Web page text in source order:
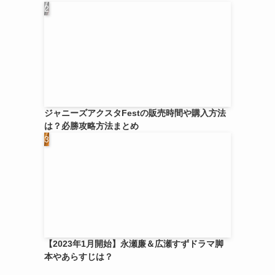
ジャニーズアクスタFestの販売時間や購入方法
は？必勝攻略方法まとめ
【2023年1月開始】永瀬廉＆広瀬すずドラマ脚
本やあらすじは？